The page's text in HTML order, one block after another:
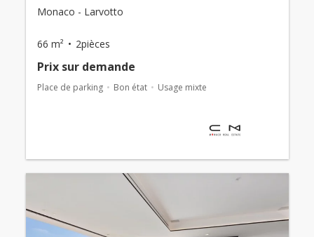
Monaco - Larvotto
66 m² 2pièces
Prix ​​sur demande
Place de parking Bon état Usage mixte